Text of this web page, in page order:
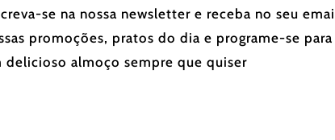
se na nossa newsletter e receba no seu
promoções, pratos do dia e programe-se
delicioso almoço sempre que quiser